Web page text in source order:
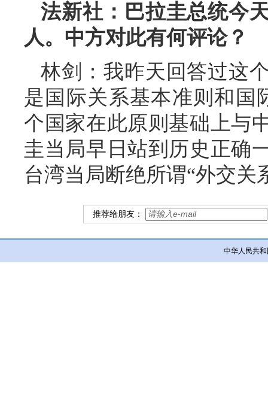
法新社：巴拉圭总统今
人。中方对此有何评论？
林剑：我昨天回答过这
是国际关系基本准则和国
个国家在此原则基础上与
圭当局早日站到历史正确
台湾当局断绝所谓“外交关
推荐给朋友：
中华人民共